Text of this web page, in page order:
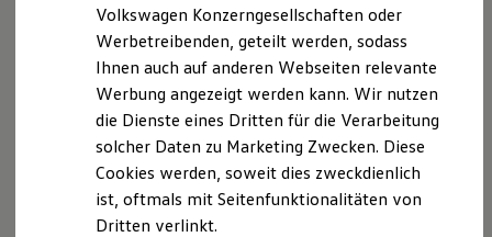
Bidirektionales Laden
Förderung & Kosten der Elektrofahrzeuge
Fördermöglichkeiten für Privatkunden
Kostensimulator
Autonomes Fahren
Mehr zum ID. Buzz
California Welt
California Club
California Magazin & Ratgeber
Volkswagen Konzerngesellschaften oder
Werbetreibenden, geteilt werden, sodass
Ihnen auch auf anderen Webseiten relevante
Werbung angezeigt werden kann. Wir nutzen
die Dienste eines Dritten für die Verarbeitung
solcher Daten zu Marketing Zwecken. Diese
Cookies werden, soweit dies zweckdienlich
ist, oftmals mit Seitenfunktionalitäten von
Dritten verlinkt.